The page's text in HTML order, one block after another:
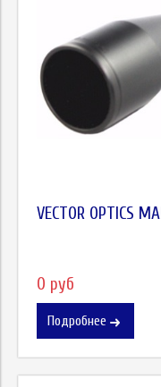
VECTOR OPTICS
0 руб
Подробнее